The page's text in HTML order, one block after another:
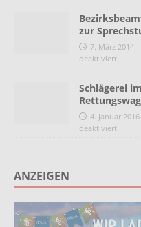
zur
7. März 2014
deaktiviert
Schlägerei
4. Januar 2016
deaktiviert
ANZEIGEN